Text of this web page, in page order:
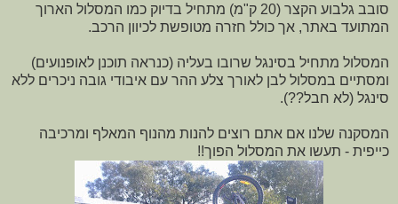
סובב גלבוע הקצר (20 ק"מ) מתחיל בדיוק כמו המסלול הארוך
המתועד באתר, אך כולל חזרה מטופשת לכיוון הרכב.
המסלול מתחיל בסינגל שרובו בעליה (כנראה תוכנן לאופנועים)
ומסתיים במסלול לבן לאורך צלע ההר עם איבודי גובה ניכרים ללא
סינגל (לא חבל??).
המסקנה שלנו אם אתם רוצים להנות מהנוף המאלף ומרכיבה
כייפית - תעשו את המסלול הפוך!!